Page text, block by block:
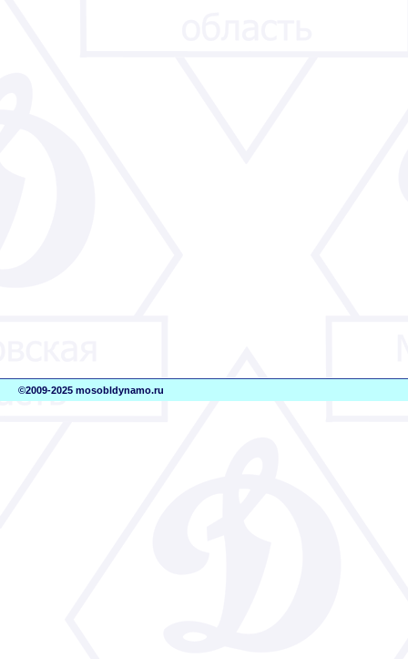
©2009-2025 mosobldynamo.ru